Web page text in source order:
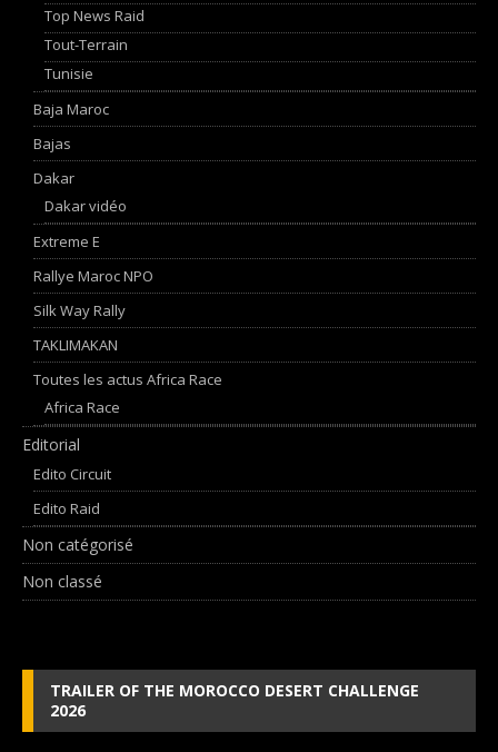
Top News Raid
Tout-Terrain
Tunisie
Baja Maroc
Bajas
Dakar
Dakar vidéo
Extreme E
Rallye Maroc NPO
Silk Way Rally
TAKLIMAKAN
Toutes les actus Africa Race
Africa Race
Editorial
Edito Circuit
Edito Raid
Non catégorisé
Non classé
TRAILER OF THE MOROCCO DESERT CHALLENGE
2026